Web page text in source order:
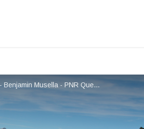
Vue depuis le pied du pic de Cascavelier - Benjamin Musella - PNR Queyras